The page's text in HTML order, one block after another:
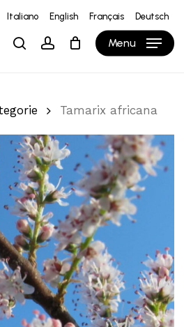
Italiano English Français Deutsch
searchaccount Menu
Close
Cart
Tamarix africana